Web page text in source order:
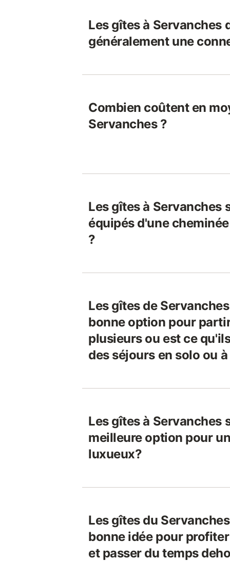
Les gîtes à Servanches
généralement une
Combien coûtent en
Servanches ?
Les gîtes à Servanches
équipés d'une
?
Les gîtes de
bonne option pour
plusieurs ou est ce
des séjours en solo ou
Les gîtes à Servanches
meilleure option pour
luxueux?
Les gîtes du
bonne idée pour
et passer du temps